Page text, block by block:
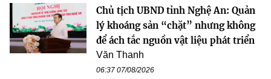
Chủ tịch UBND tỉnh Nghệ An: Quản
lý khoáng sản “chặt” nhưng không
để ách tắc nguồn vật liệu phát triển
Văn Thanh
06:37 07/08/2026